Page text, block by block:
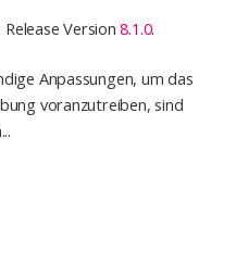
Release Version8.1.0.
Anpassungen, um das
voranzutreiben, sind